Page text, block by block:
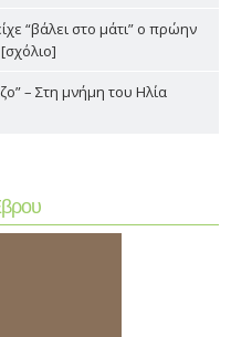
“βάλει στο μάτι” ο πρώην
– Στη μνήμη του Ηλία